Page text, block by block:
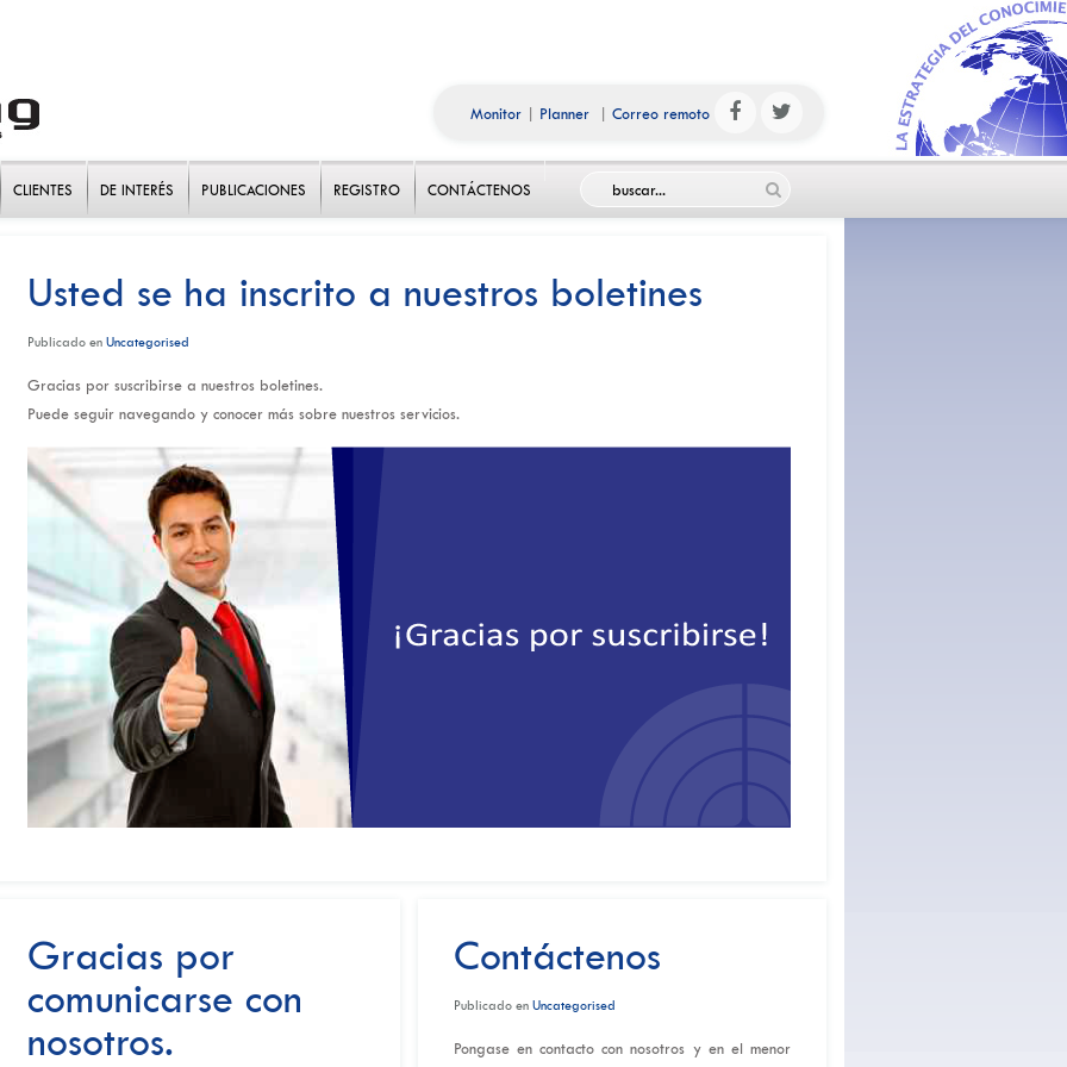
Monitor| Planner| Correo remoto
CLIENTES DE INTERÉS PUBLICACIONES REGISTRO CONTÁCTENOS
Usted se ha inscrito a nuestros boletines
Publicado en Uncategorised
Gracias por suscribirse a nuestros boletines.
Puede seguir navegando y conocer más sobre nuestros servicios.
Gracias por
comunicarse con
nosotros.
Contáctenos
Publicado en Uncategorised
Pongase en contacto con nosotros y en el menor